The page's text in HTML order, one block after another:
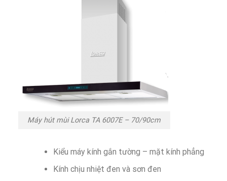
Máy hút mùi Lorca TA 6007E – 70/90cm
Kiểu máy kính gắn tường – mặt kính phẳng
Kính chịu nhiệt đen và sơn đen